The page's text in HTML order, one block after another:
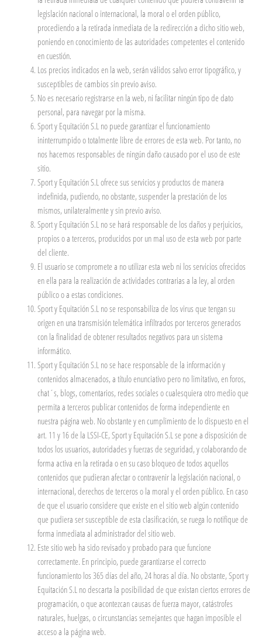
legislación nacional o internacional, la moral o el orden público,
procediendo a la retirada inmediata de la redirección a dicho sitio web,
poniendo en conocimiento de las autoridades competentes el contenido
en cuestión.
Los precios indicados en la web, serán válidos salvo error tipográfico, y
susceptibles de cambios sin previo aviso.
No es necesario registrarse en la web, ni facilitar ningún tipo de dato
personal, para navegar por la misma.
Sport y Equitación S.L no puede garantizar el funcionamiento
ininterrumpido o totalmente libre de errores de esta web. Por tanto, no
nos hacemos responsables de ningún daño causado por el uso de este
sitio.
Sport y Equitación S.L ofrece sus servicios y productos de manera
indefinida, pudiendo, no obstante, suspender la prestación de los
mismos, unilateralmente y sin previo aviso.
Sport y Equitación S.L no se hará responsable de los daños y perjuicios,
propios o a terceros, producidos por un mal uso de esta web por parte
del cliente.
El usuario se compromete a no utilizar esta web ni los servicios ofrecidos
en ella para la realización de actividades contrarias a la ley, al orden
público o a estas condiciones.
Sport y Equitación S.L no se responsabiliza de los virus que tengan su
origen en una transmisión telemática infiltrados por terceros generados
con la finalidad de obtener resultados negativos para un sistema
informático.
Sport y Equitación S.L no se hace responsable de la información y
contenidos almacenados, a título enunciativo pero no limitativo, en foros,
chat´s, blogs, comentarios, redes sociales o cualesquiera otro medio que
permita a terceros publicar contenidos de forma independiente en
nuestra página web. No obstante y en cumplimiento de lo dispuesto en el
art. 11 y 16 de la LSSI-CE, Sport y Equitación S.L se pone a disposición de
todos los usuarios, autoridades y fuerzas de seguridad, y colaborando de
forma activa en la retirada o en su caso bloqueo de todos aquellos
contenidos que pudieran afectar o contravenir la legislación nacional, o
internacional, derechos de terceros o la moral y el orden público. En caso
de que el usuario considere que existe en el sitio web algún contenido
que pudiera ser susceptible de esta clasificación, se ruega lo notifique de
forma inmediata al administrador del sitio web.
Este sitio web ha sido revisado y probado para que funcione
correctamente. En principio, puede garantizarse el correcto
funcionamiento los 365 días del año, 24 horas al día. No obstante, Sport y
Equitación S.L no descarta la posibilidad de que existan ciertos errores de
programación, o que acontezcan causas de fuerza mayor, catástrofes
naturales, huelgas, o circunstancias semejantes que hagan imposible el
acceso a la página web.